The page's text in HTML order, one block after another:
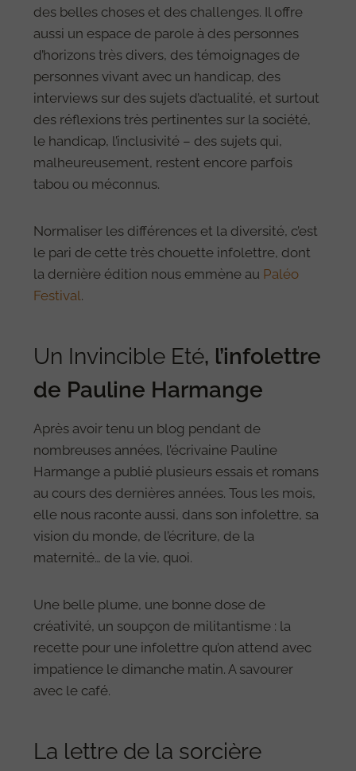
des belles choses et des challenges. Il offre
aussi un espace de parole à des personnes
d’horizons très divers, des témoignages de
personnes vivant avec un handicap, des
interviews sur des sujets d’actualité, et surtout
des réflexions très pertinentes sur la société,
le handicap, l’inclusivité – des sujets qui,
malheureusement, restent encore parfois
tabou ou méconnus.
Normaliser les différences et la diversité, c’est
le pari de cette très chouette infolettre, dont
la dernière édition nous emmène au Paléo
Festival.
Un Invincible Eté, l’infolettre
de Pauline Harmange
Après avoir tenu un blog pendant de
nombreuses années, l’écrivaine Pauline
Harmange a publié plusieurs essais et romans
au cours des dernières années. Tous les mois,
elle nous raconte aussi, dans son infolettre, sa
vision du monde, de l’écriture, de la
maternité… de la vie, quoi.
Une belle plume, une bonne dose de
créativité, un soupçon de militantisme : la
recette pour une infolettre qu’on attend avec
impatience le dimanche matin. A savourer
avec le café.
La lettre de la sorcière